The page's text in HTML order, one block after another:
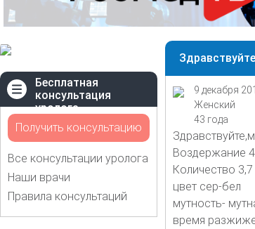
Бесплатная
консультация
уролога
Получить консультацию
Все консультации уролога
Наши врачи
Правила консультаций
9 декабря
Женский
43 года
Воздержание
Количество 3,7
цвет сер-бел
мутность-
время